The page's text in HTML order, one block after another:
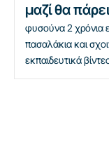
μαζί θα
φυσούνα2 χρόνια
πασαλάκια και
εκπαιδευτικά